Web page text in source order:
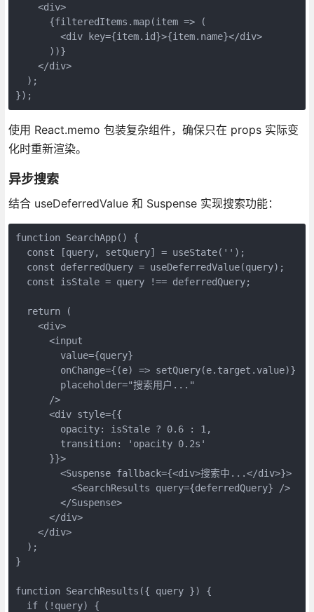
    <div>
      {filteredItems.map(item => (
        <div key={item.id}>{item.name}</div>
      ))}
    </div>
  );
});
使用 React.memo 包装复杂组件，确保只在 props 实际变
化时重新渲染。
异步搜索
结合 useDeferredValue 和 Suspense 实现搜索功能：
function SearchApp() {
  const [query, setQuery] = useState('');
  const deferredQuery = useDeferredValue(query);
  const isStale = query !== deferredQuery;
  return (
    <div>
      <input
        value={query}
        onChange={(e) => setQuery(e.target.value)}
        placeholder="搜索用户..."
      />
      <div style={{
        opacity: isStale ? 0.6 : 1,
        transition: 'opacity 0.2s'
      }}>
        <Suspense fallback={<div>搜索中...</div>}>
          <SearchResults query={deferredQuery} />
        </Suspense>
      </div>
    </div>
  );
}
function SearchResults({ query }) {
  if (!query) {